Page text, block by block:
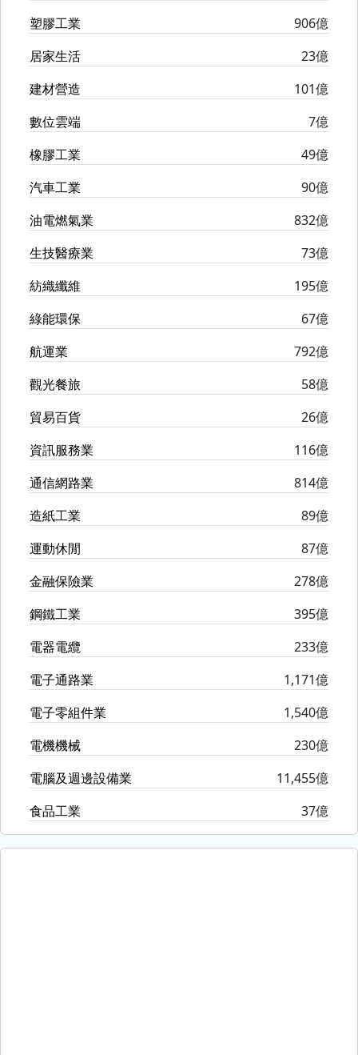
塑膠工業
906億
居家生活
23億
建材營造
101億
數位雲端
7億
橡膠工業
49億
汽車工業
90億
油電燃氣業
832億
生技醫療業
73億
紡織纖維
195億
綠能環保
67億
航運業
792億
觀光餐旅
58億
貿易百貨
26億
資訊服務業
116億
通信網路業
814億
造紙工業
89億
運動休閒
87億
金融保險業
278億
鋼鐵工業
395億
電器電纜
233億
電子通路業
1,171億
電子零組件業
1,540億
電機機械
230億
電腦及週邊設備業
11,455億
食品工業
37億